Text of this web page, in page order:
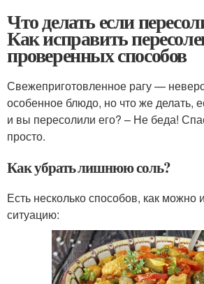
Что делать если
Как исправить
проверенных способов
Свежеприготовленное рагу —
особенное блюдо, но что же делать,
и вы пересолили его? – Не беда!
просто.
Как убрать лишнюю соль?
Есть несколько способов, как можно
ситуацию: